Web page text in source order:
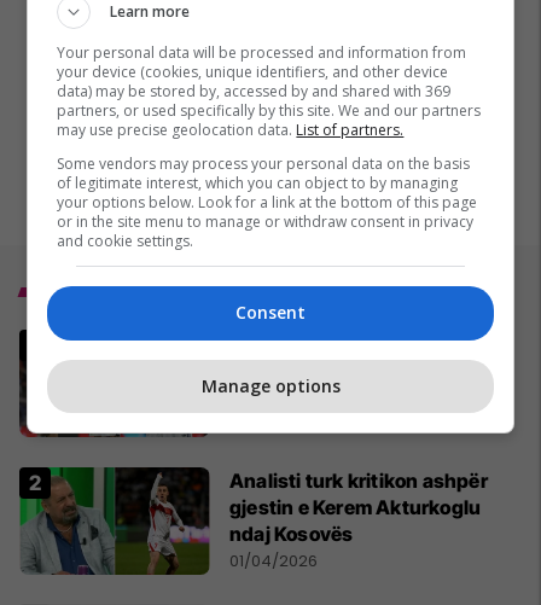
Top 5
Italia mund të kualifikohet në
pavarësisht humbjes nga
Analisti turk kritikon ashpër
gjestin e Kerem Akturkoglu
ndaj Kosovës
01/04/2026
Learn more
Your personal data will be processed and information from
your device (cookies, unique identifiers, and other device
data) may be stored by, accessed by and shared with 369
partners, or used specifically by this site. We and our partners
may use precise geolocation data. List of partners.
Some vendors may process your personal data on the basis
of legitimate interest, which you can object to by managing
your options below. Look for a link at the bottom of this page
or in the site menu to manage or withdraw consent in privacy
and cookie settings.
Consent
Manage options